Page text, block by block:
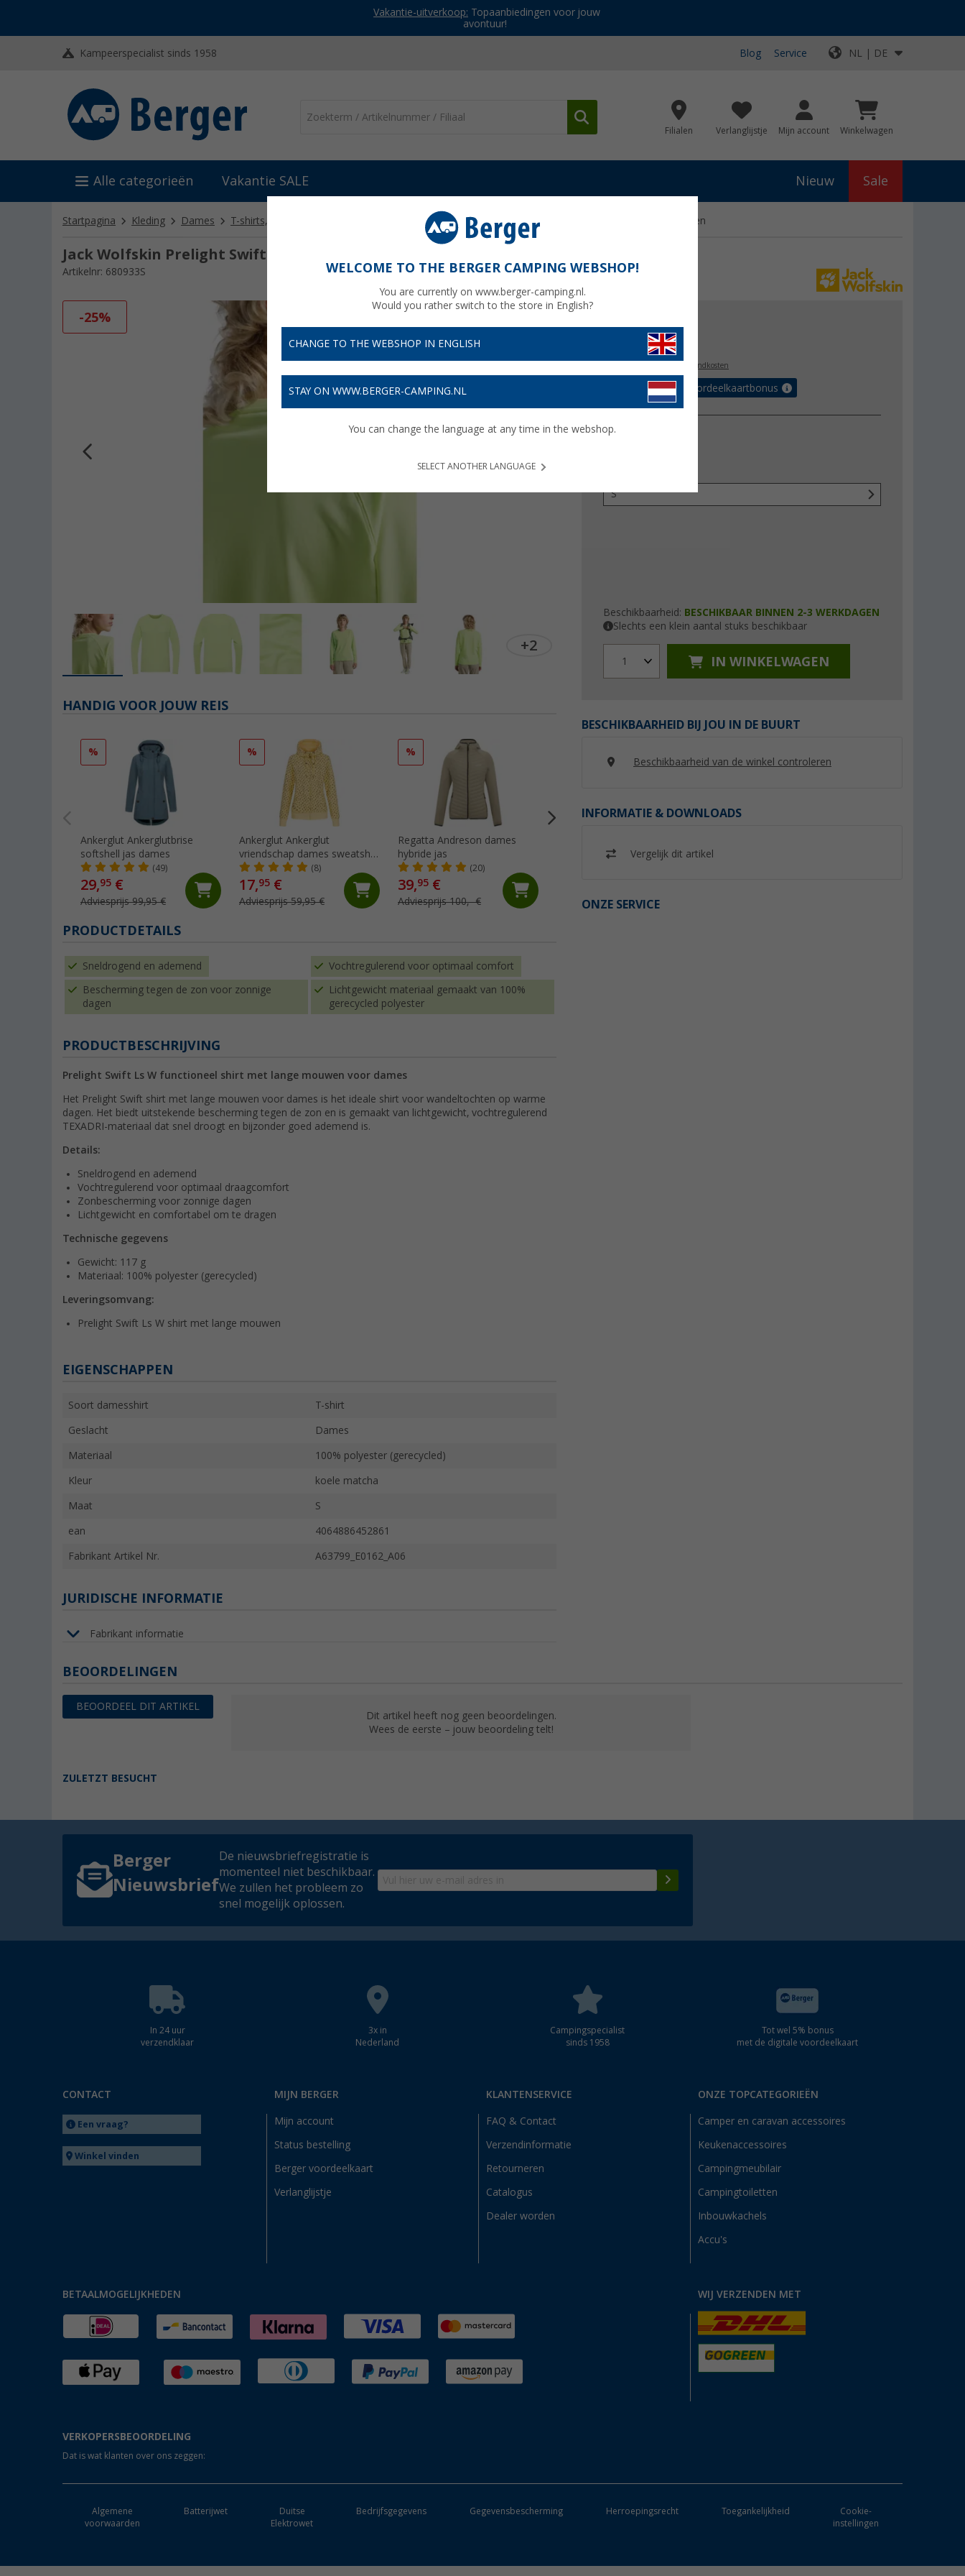
Vakantie-uitverkoop: Topaanbiedingen voor jouw
avontuur!
Kampeerspecialist sinds 1958 Blog Service NL | DE
Filialen Verlanglijstje Mijn account Winkelwagen
Alle categorieën Vakantie SALE Nieuw Sale
Startpagina Kleding Dames T-shirts, blouses & truien Jack Wolfskin Prelight Swift Ls dames functioneel shirt met lange mouwen
Jack Wolfskin Prelight Swift Ls dames functioneel shirt met lange mouwen
Artikelnr: 680933S
+2
-25%
€ 44,95
plus verzendkosten
Verzeker tot 5% voordeelkaartbonus
Kleur
S
Beschikbaarheid: BESCHIKBAAR BINNEN 2-3 WERKDAGEN
Slechts een klein aantal stuks beschikbaar
1 IN WINKELWAGEN
BESCHIKBAARHEID BIJ JOU IN DE BUURT
Beschikbaarheid van de winkel controleren
INFORMATIE & DOWNLOADS
Vergelijk dit artikel
ONZE SERVICE
HANDIG VOOR JOUW REIS
%
Ankerglut Ankerglutbrise
softshell jas dames
(49)
29,95 €
Adviesprijs 99,95 €
%
Ankerglut Ankerglut
vriendschap dames sweatshirt
jas
(8)
17,95 €
Adviesprijs 59,95 €
%
Regatta Andreson dames
hybride jas
(20)
39,95 €
Adviesprijs 100,- € Adviesprijs 119,95 €
PRODUCTDETAILS
Sneldrogend en ademend Vochtregulerend voor optimaal comfort
Bescherming tegen de zon voor zonnige
dagen
Lichtgewicht materiaal gemaakt van 100%
gerecycled polyester
PRODUCTBESCHRIJVING
Prelight Swift Ls W functioneel shirt met lange mouwen voor dames
Het Prelight Swift shirt met lange mouwen voor dames is het ideale shirt voor wandeltochten op warme
dagen. Het biedt uitstekende bescherming tegen de zon en is gemaakt van lichtgewicht, vochtregulerend
TEXADRI-materiaal dat snel droogt en bijzonder goed ademend is.
Details:
Sneldrogend en ademend
Vochtregulerend voor optimaal draagcomfort
Zonbescherming voor zonnige dagen
Lichtgewicht en comfortabel om te dragen
Technische gegevens
Gewicht: 117 g
Materiaal: 100% polyester (gerecycled)
Leveringsomvang:
Prelight Swift Ls W shirt met lange mouwen
EIGENSCHAPPEN
Soort damesshirt T-shirt
Geslacht Dames
Materiaal 100% polyester (gerecycled)
Kleur koele matcha
Maat S
ean 4064886452861
Fabrikant Artikel Nr. A63799_E0162_A06
JURIDISCHE INFORMATIE
Fabrikant informatie
BEOORDELINGEN
BEOORDEEL DIT ARTIKEL
Dit artikel heeft nog geen beoordelingen.
Wees de eerste – jouw beoordeling telt!
ZULETZT BESUCHT
Berger
Nieuwsbrief
De nieuwsbriefregistratie is
momenteel niet beschikbaar.
We zullen het probleem zo
snel mogelijk oplossen.
In 24 uur
verzendklaar
3x in
Nederland
Campingspecialist
sinds 1958
Tot wel 5% bonus
met de digitale voordeelkaart
CONTACT
Een vraag?
Winkel vinden
MIJN BERGER
Mijn account
Status bestelling
Berger voordeelkaart
Verlanglijstje
KLANTENSERVICE
FAQ & Contact
Verzendinformatie
Retourneren
Catalogus
Dealer worden
ONZE TOPCATEGORIEËN
Camper en caravan accessoires
Keukenaccessoires
Campingmeubilair
Campingtoiletten
Inbouwkachels
Accu's
BETAALMOGELIJKHEDEN WIJ VERZENDEN MET
VERKOPERSBEOORDELING
Dat is wat klanten over ons zeggen:
Algemene
voorwaarden
Batterijwet
Duitse
Elektrowet
Bedrijfsgegevens Gegevensbescherming Herroepingsrecht Toegankelijkheid
Cookie-
instellingen
WELCOME TO THE BERGER CAMPING WEBSHOP!
You are currently on www.berger-camping.nl.
Would you rather switch to the store in English?
CHANGE TO THE WEBSHOP IN ENGLISH
STAY ON WWW.BERGER-CAMPING.NL
You can change the language at any time in the webshop.
SELECT ANOTHER LANGUAGE